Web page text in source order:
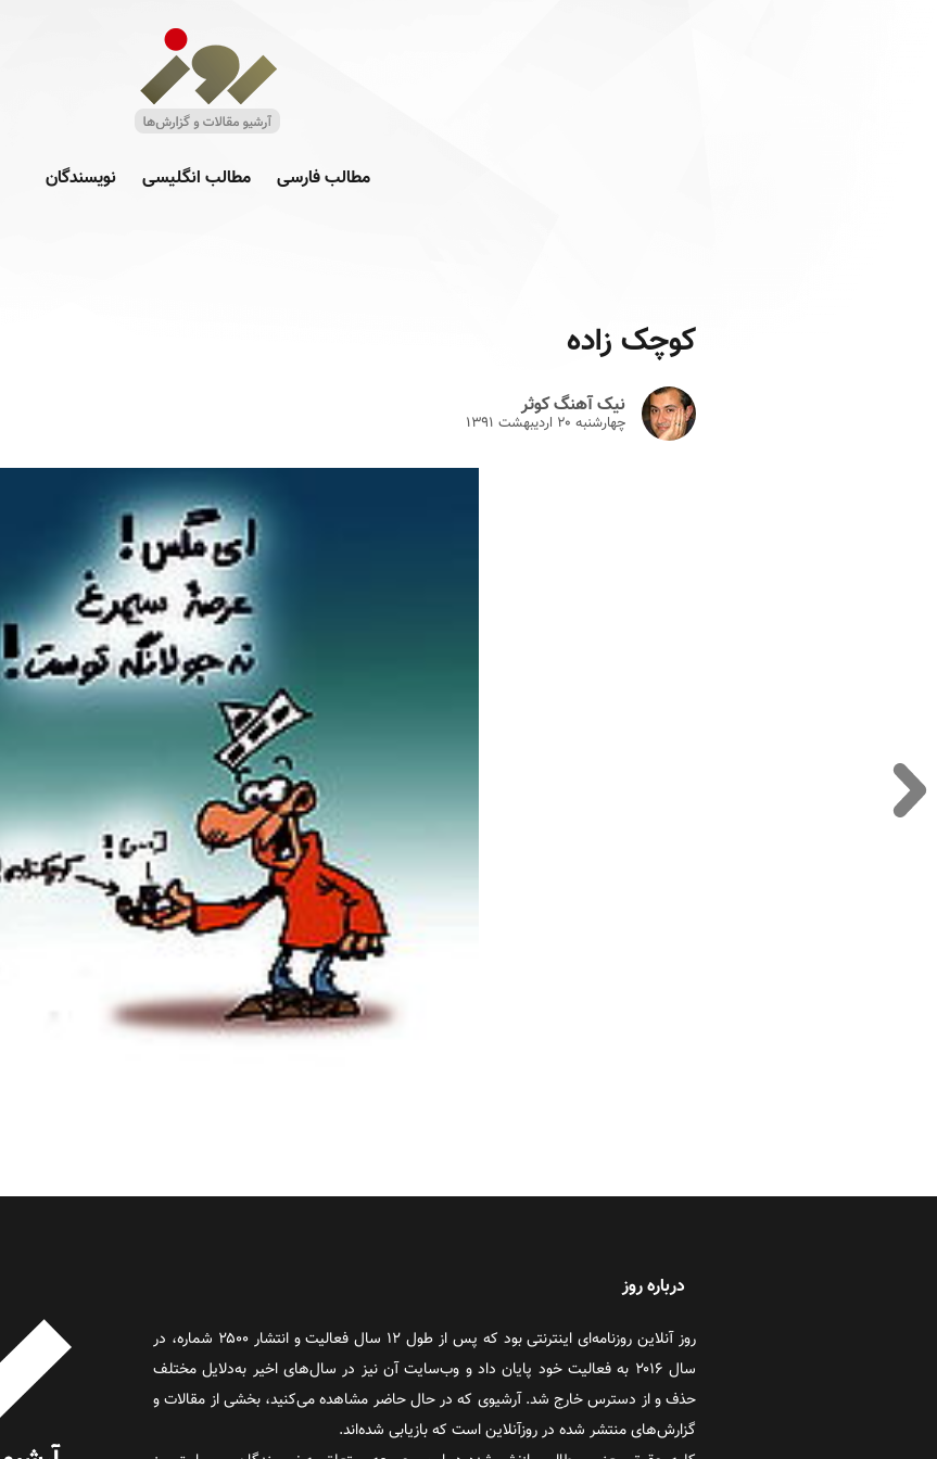
مطالب فارسی مطالب انگلیسی نویسندگان
کوچک زاده
نیک آهنگ کوثر
چهارشنبه ۲۰ ارديبهشت ۱۳۹۱
درباره روز
روز آنلاین روزنامه‌ای اینترنتی بود که پس از طول ۱۲ سال فعالیت و انتشار ۲۵۰۰ شماره، در
سال ۲۰۱۶ به فعالیت خود پایان داد و وب‌سایت آن نیز در سال‌های اخیر به‌دلایل مختلف
حذف و از دسترس خارج شد. آرشیوی که در حال حاضر مشاهده می‌کنید، بخشی از مقالات و
گزارش‌های منتشر شده در روزآنلاین است که بازیابی شده‌اند.